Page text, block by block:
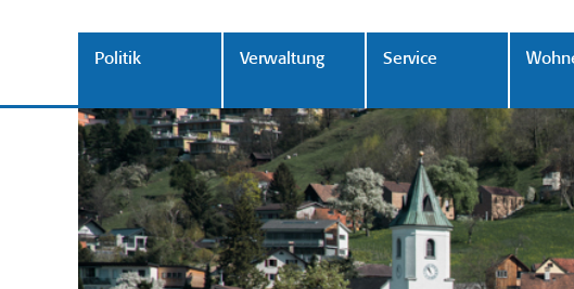
Politik Verwaltung Service